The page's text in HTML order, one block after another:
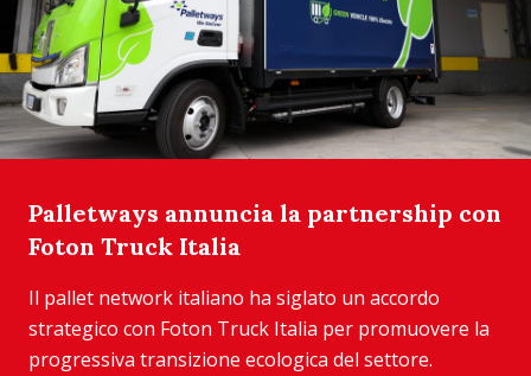
Palletways annuncia la partnership con
Foton Truck Italia
Il pallet network italiano ha siglato un accordo
strategico con Foton Truck Italia per promuovere la
progressiva transizione ecologica del settore.